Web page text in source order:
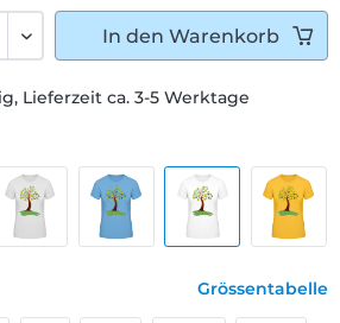
Lieferzeit ca. 3-5 Werktage
Grössentabelle
In den Warenkorb